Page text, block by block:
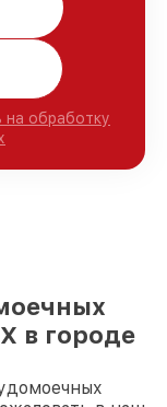
на обработку
в городе